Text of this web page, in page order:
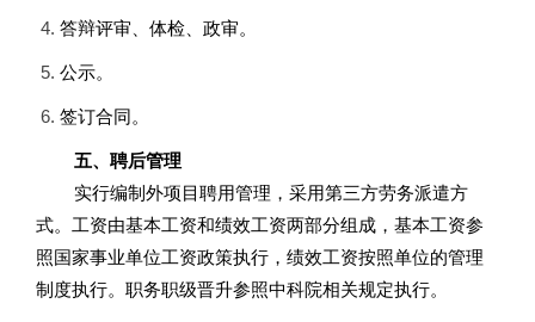
答辩评审、体检、政审。
公示。
签订合同。
五、聘后管理
实行编制外项目聘用管理，采用第三方劳务派遣方
式。工资由基本工资和绩效工资两部分组成，基本工资参
照国家事业单位工资政策执行，绩效工资按照单位的管理
制度执行。职务职级晋升参照中科院相关规定执行。